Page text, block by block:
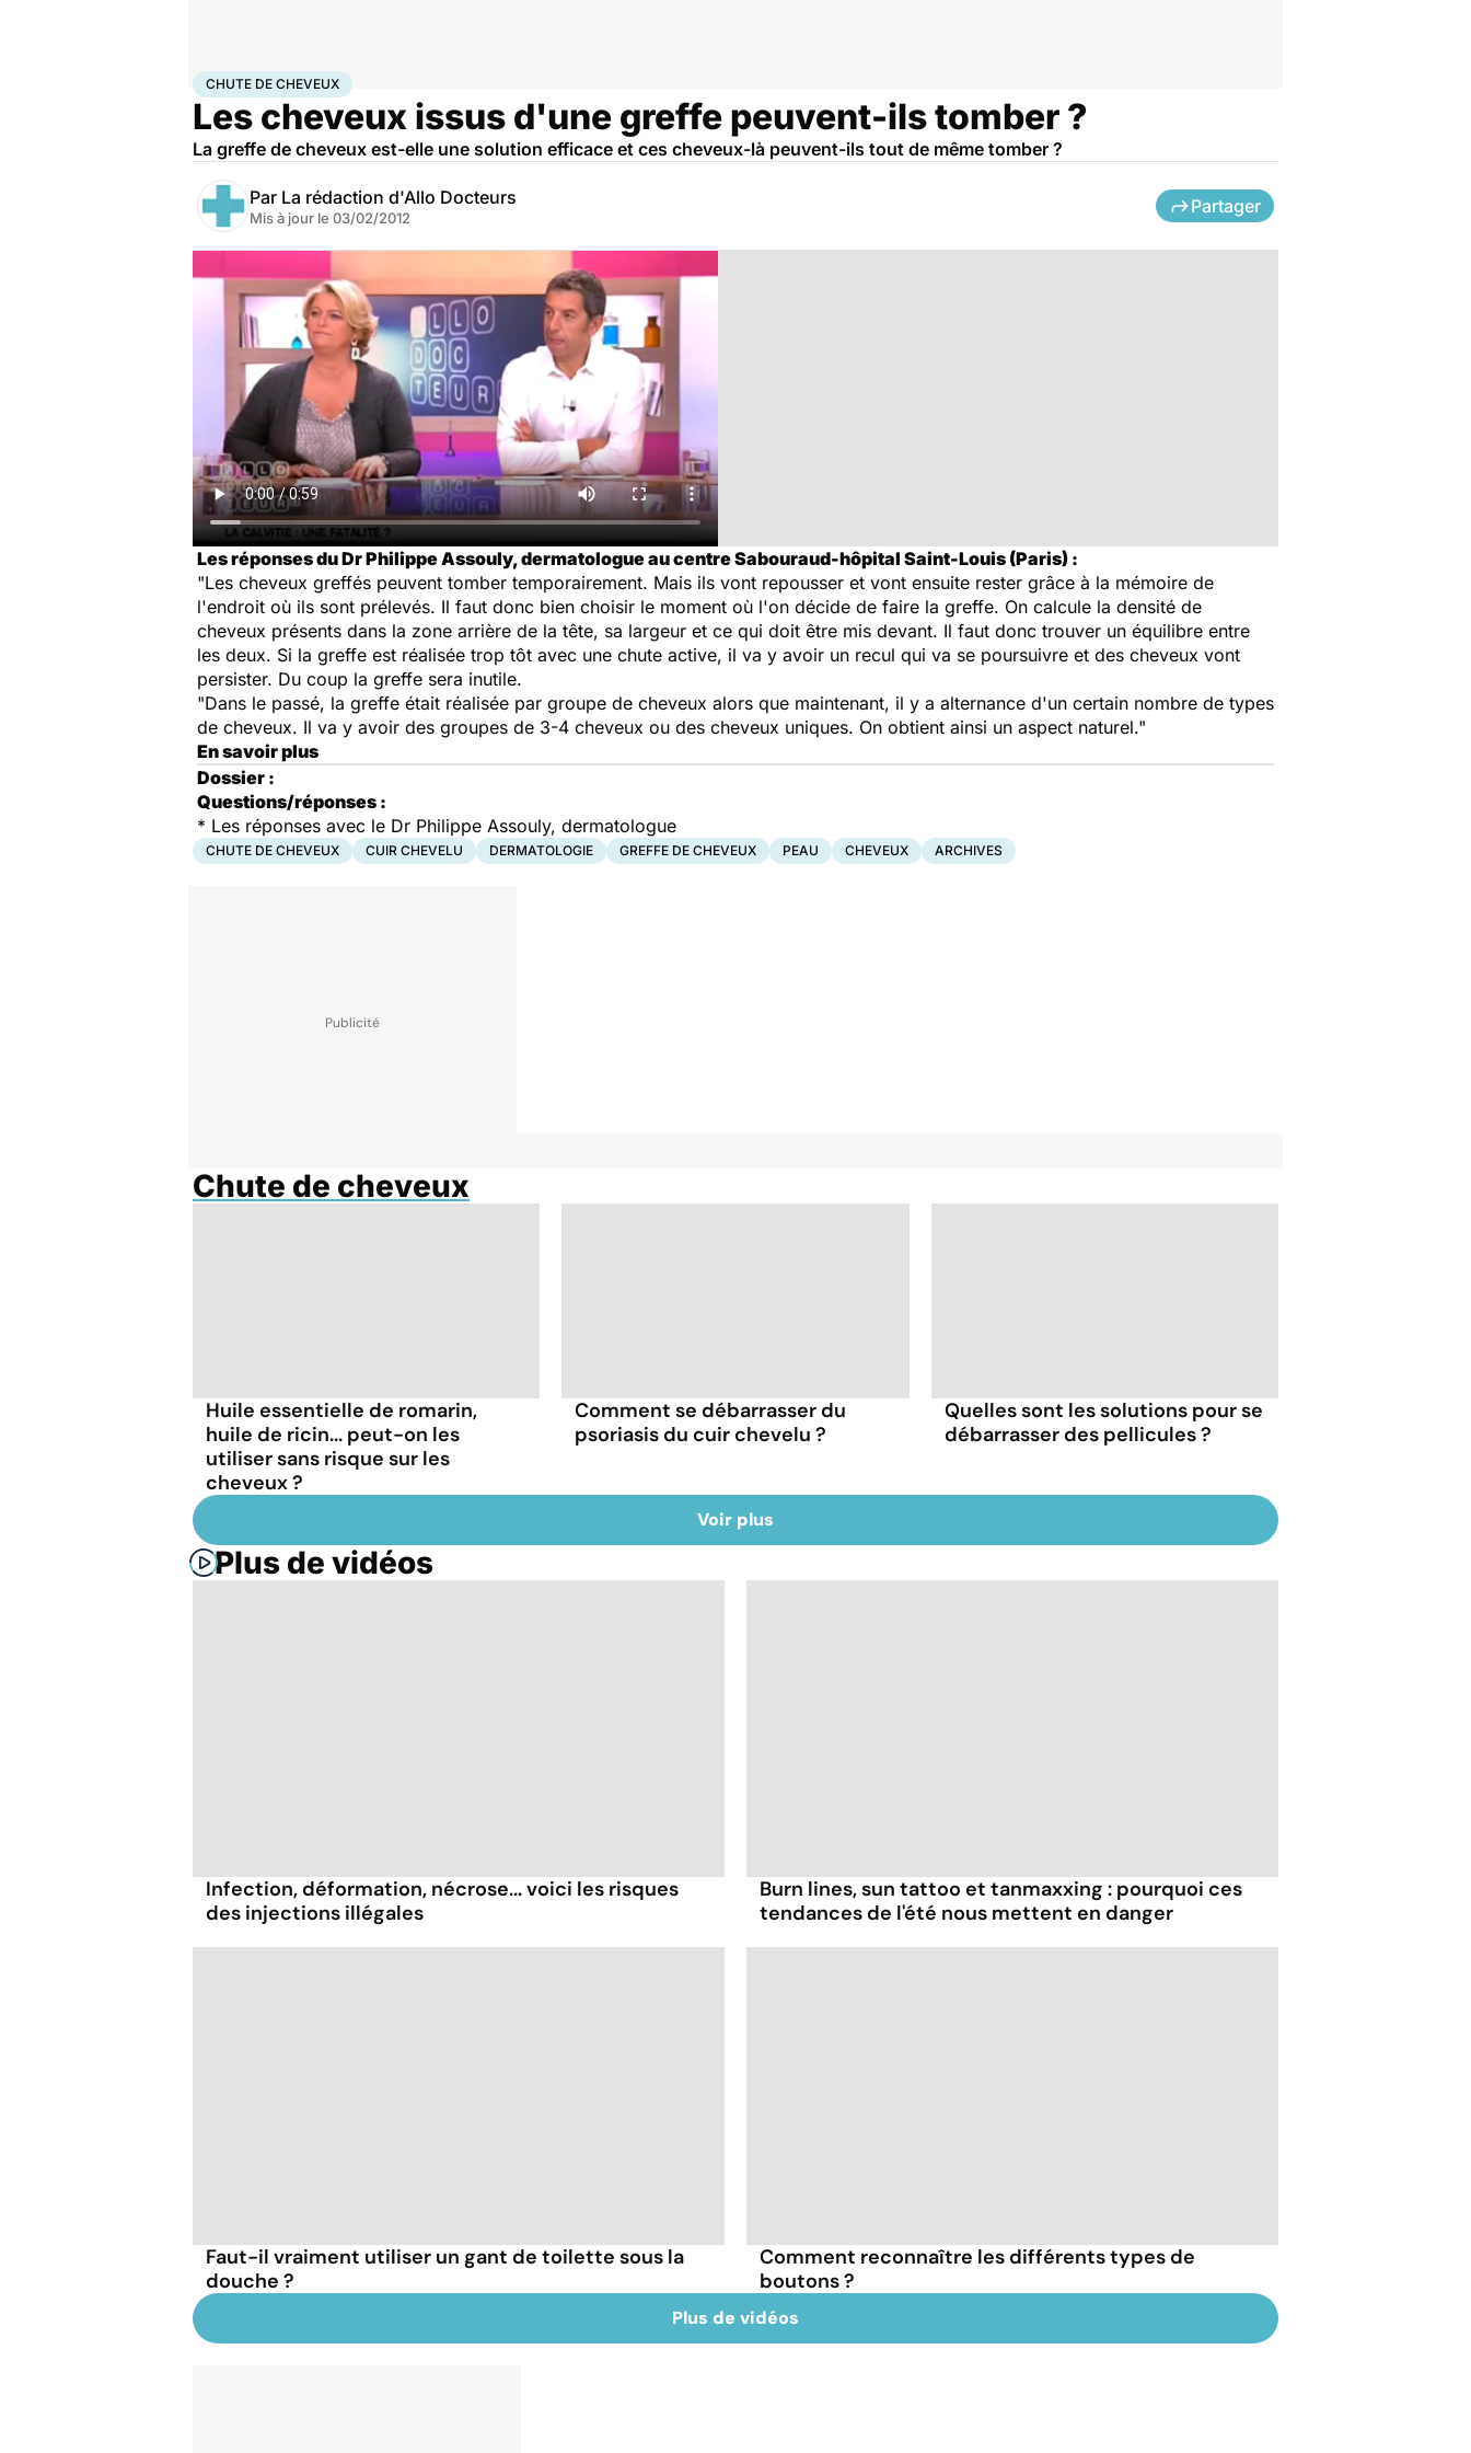
AccueilSantéMaladiesChute de cheveux
CHUTE DE CHEVEUX
Les cheveux issus d'une greffe peuvent-ils tomber ?
La greffe de cheveux est-elle une solution efficace et ces cheveux-là peuvent-ils tout de même tomber ?
Par La rédaction d'Allo Docteurs
Mis à jour le 03/02/2012
Partager
Les réponses du Dr Philippe Assouly, dermatologue au centre Sabouraud-hôpital Saint-Louis (Paris) :
"Les cheveux greffés peuvent tomber temporairement. Mais ils vont repousser et vont ensuite rester grâce à la mémoire de
l'endroit où ils sont prélevés. Il faut donc bien choisir le moment où l'on décide de faire la greffe. On calcule la densité de
cheveux présents dans la zone arrière de la tête, sa largeur et ce qui doit être mis devant. Il faut donc trouver un équilibre entre
les deux. Si la greffe est réalisée trop tôt avec une chute active, il va y avoir un recul qui va se poursuivre et des cheveux vont
persister. Du coup la greffe sera inutile.
"Dans le passé, la greffe était réalisée par groupe de cheveux alors que maintenant, il y a alternance d'un certain nombre de types
de cheveux. Il va y avoir des groupes de 3-4 cheveux ou des cheveux uniques. On obtient ainsi un aspect naturel."
En savoir plus
Dossier :
Questions/réponses :
* Les réponses avec le Dr Philippe Assouly, dermatologue
CHUTE DE CHEVEUX CUIR CHEVELU DERMATOLOGIE GREFFE DE CHEVEUX PEAU CHEVEUX ARCHIVES
Chute de cheveux
Huile essentielle de romarin,
huile de ricin... peut-on les
utiliser sans risque sur les
cheveux ?
Comment se débarrasser du
psoriasis du cuir chevelu ?
Quelles sont les solutions pour se
débarrasser des pellicules ?
Voir plus
Plus de vidéos
Infection, déformation, nécrose... voici les risques
des injections illégales
Burn lines, sun tattoo et tanmaxxing : pourquoi ces
tendances de l'été nous mettent en danger
Faut-il vraiment utiliser un gant de toilette sous la
douche ?
Comment reconnaître les différents types de
boutons ?
Plus de vidéos